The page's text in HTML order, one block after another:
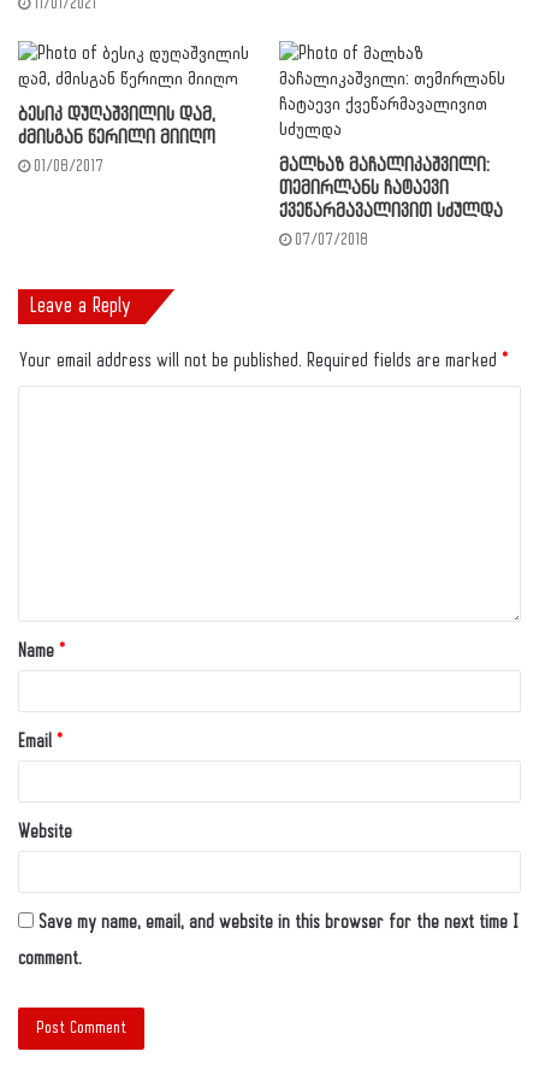
11/01/2021
ბესიკ დუღაშვილის დამ,
ძმისგან წერილი მიიღო
01/08/2017
მალხაზ მაჩალიკაშვილი:
თემირლანს ჩატაევი
ქვეწარმავალივით სძულდა
07/07/2018
Leave a Reply
Your email address will not be published. Required fields are marked *
Name *
Email *
Website
Save my name, email, and website in this browser for the next time I
comment.